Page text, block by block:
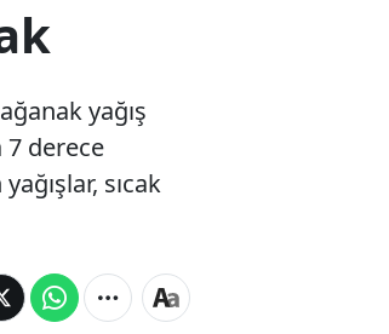
yağış
7 derece
sıcak